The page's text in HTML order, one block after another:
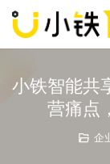
小铁智能共
营痛点
企